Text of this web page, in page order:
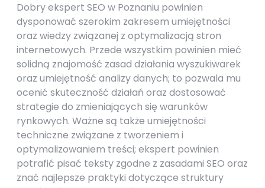
Dobry ekspert SEO w Poznaniu powinien
dysponować szerokim zakresem umiejętności
oraz wiedzy związanej z optymalizacją stron
internetowych. Przede wszystkim powinien mieć
solidną znajomość zasad działania wyszukiwarek
oraz umiejętność analizy danych; to pozwala mu
ocenić skuteczność działań oraz dostosować
strategie do zmieniających się warunków
rynkowych. Ważne są także umiejętności
techniczne związane z tworzeniem i
optymalizowaniem treści; ekspert powinien
potrafić pisać teksty zgodne z zasadami SEO oraz
znać najlepsze praktyki dotyczące struktury